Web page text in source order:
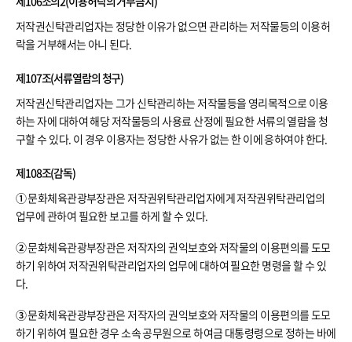
저작권신탁관리업자는 정당한 이유가 없으면 관리하는 저작물등의 이용허
락을 거부해서는 아니 된다.
제107조(서류열람의 청구)
저작권신탁관리업자는 그가 신탁관리하는 저작물등을 영리목적으로 이용
하는 자에 대하여 해당 저작물등의 사용료 산정에 필요한 서류의 열람을 청
구할 수 있다. 이 경우 이용자는 정당한 사유가 없는 한 이에 응하여야 한다.
제108조(감독)
①문화체육관광부장관은 저작권위탁관리업자에게 저작권위탁관리업의
업무에 관하여 필요한 보고를 하게 할 수 있다.
②문화체육관광부장관은 저작자의 권익보호와 저작물의 이용편의를 도모
하기 위하여 저작권위탁관리업자의 업무에 대하여 필요한 명령을 할 수 있
다.
③문화체육관광부장관은 저작자의 권익보호와 저작물의 이용편의를 도모
하기 위하여 필요한 경우 소속 공무원으로 하여금 대통령령으로 정하는 바에